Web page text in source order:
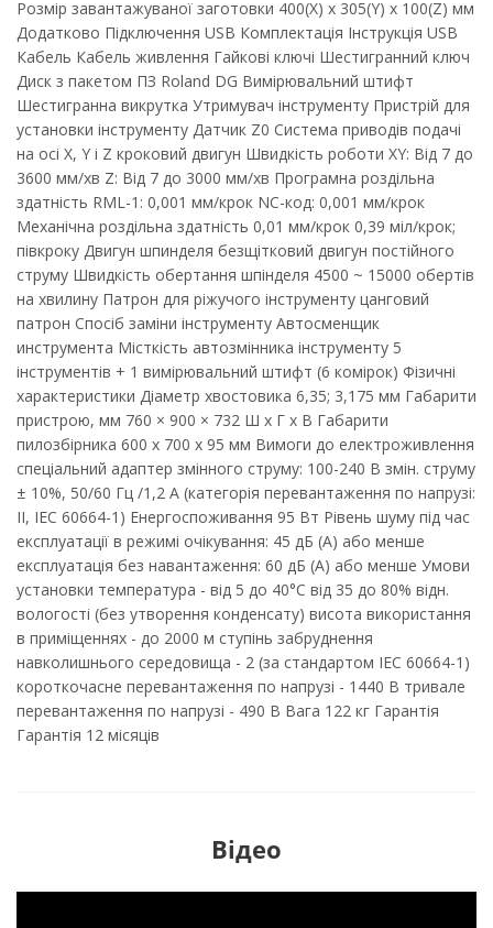
Розмір завантажуваної заготовки 400(X) x 305(Y) x 100(Z) мм
Додатково Підключення USB Комплектація Інструкція USB
Кабель Кабель живлення Гайкові ключі Шестигранний ключ
Диск з пакетом ПЗ Roland DG Вимірювальний штифт
Шестигранна викрутка Утримувач інструменту Пристрій для
установки інструменту Датчик Z0 Система приводів подачі
на осі X, Y і Z кроковий двигун Швидкість роботи XY: Від 7 до
3600 мм/хв Z: Від 7 до 3000 мм/хв Програмна роздільна
здатність RML-1: 0,001 мм/крок NC-код: 0,001 мм/крок
Механічна роздільна здатність 0,01 мм/крок 0,39 міл/крок;
півкроку Двигун шпинделя безщітковий двигун постійного
струму Швидкість обертання шпінделя 4500 ~ 15000 обертів
на хвилину Патрон для ріжучого інструменту цанговий
патрон Спосіб заміни інструменту Автосменщик
инструмента Місткість автозмінника інструменту 5
інструментів + 1 вимірювальний штифт (6 комірок) Фізичні
характеристики Діаметр хвостовика 6,35; 3,175 мм Габарити
пристрою, мм 760 × 900 × 732 Ш x Г x В Габарити
пилозбірника 600 x 700 x 95 мм Вимоги до електроживлення
спеціальний адаптер змінного струму: 100-240 В змін. струму
± 10%, 50/60 Гц /1,2 А (категорія перевантаження по напрузі:
II, IEC 60664-1) Енергоспоживання 95 Вт Рівень шуму під час
експлуатації в режимі очікування: 45 дБ (А) або менше
експлуатація без навантаження: 60 дБ (А) або менше Умови
установки температура - від 5 до 40°C від 35 до 80% відн.
вологості (без утворення конденсату) висота використання
в приміщеннях - до 2000 м ступінь забруднення
навколишнього середовища - 2 (за стандартом IEC 60664-1)
короткочасне перевантаження по напрузі - 1440 В тривале
перевантаження по напрузі - 490 В Вага 122 кг Гарантія
Гарантія 12 місяців
Відео